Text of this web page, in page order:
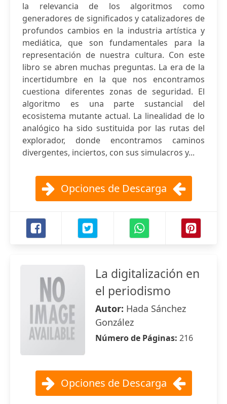
la relevancia de los algoritmos como
generadores de significados y catalizadores de
profundos cambios en la industria artística y
mediática, que son fundamentales para la
representación de nuestra cultura. Con este
libro se abren muchas preguntas. La era de la
incertidumbre en la que nos encontramos
cuestiona diferentes zonas de seguridad. El
algoritmo es una parte sustancial del
ecosistema mutante actual. La linealidad de lo
analógico ha sido sustituida por las rutas del
explorador, donde encontramos caminos
divergentes, inciertos, con sus simulacros y...
Opciones de Descarga
La digitalización en
el periodismo
Autor: Hada Sánchez
González
Número de Páginas: 216
Opciones de Descarga